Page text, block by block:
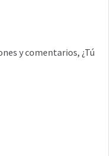
y comentarios, ¿Tú